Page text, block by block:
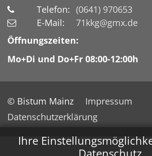
Ihre
Telefon: (0641) 970653
E-Mail:
71kkg@gmx.de
Öffnungszeiten:
Mo+Di und Do+Fr 08:00-12:00h
© Bistum Mainz
Impressum
Datenschutzerklärung